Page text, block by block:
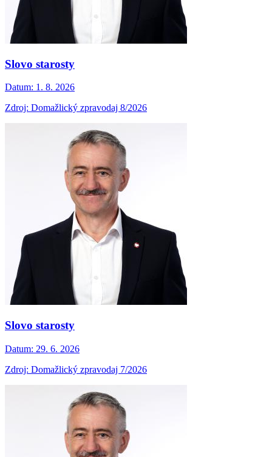
Slovo starosty
Datum: 1. 8. 2026
Zdroj: Domažlický zpravodaj 8/2026
Slovo starosty
Datum: 29. 6. 2026
Zdroj: Domažlický zpravodaj 7/2026